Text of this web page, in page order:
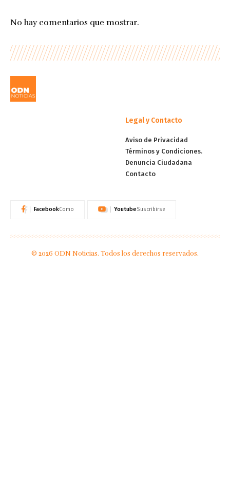
No hay comentarios que mostrar.
Legal y Contacto
Aviso de Privacidad
Términos y Condiciones.
Denuncia Ciudadana
Contacto
FacebookComo YoutubeSuscribirse
© 2026 ODN Noticias. Todos los derechos reservados.